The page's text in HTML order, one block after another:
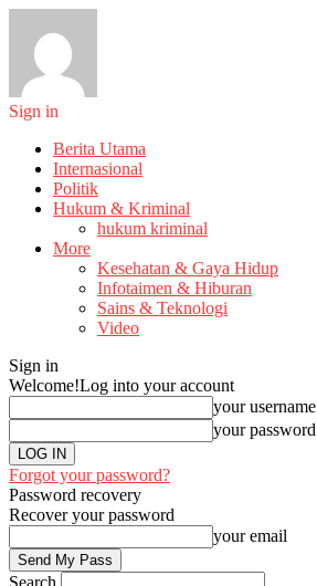
Sign in
Berita Utama
Internasional
Politik
Hukum & Kriminal
hukum kriminal
More
Kesehatan & Gaya Hidup
Infotaimen & Hiburan
Sains & Teknologi
Video
Sign in
Welcome!Log into your account
your username
your password
Forgot your password?
Password recovery
Recover your password
your email
Search